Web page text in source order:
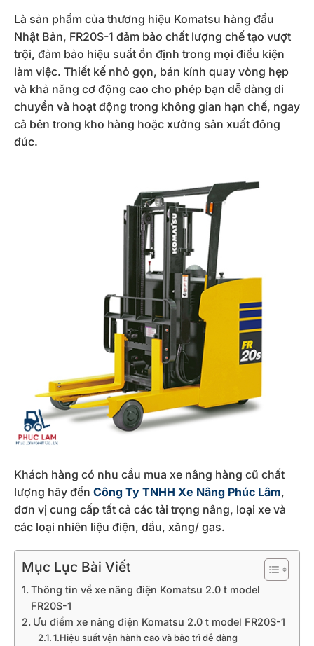
Là sản phẩm của thương hiệu Komatsu hàng đầu
Nhật Bản, FR20S-1 đảm bảo chất lượng chế tạo vượt
trội, đảm bảo hiệu suất ổn định trong mọi điều kiện
làm việc. Thiết kế nhỏ gọn, bán kính quay vòng hẹp
và khả năng cơ động cao cho phép bạn dễ dàng di
chuyển và hoạt động trong không gian hạn chế, ngay
cả bên trong kho hàng hoặc xưởng sản xuất đông
đúc.
Khách hàng có nhu cầu mua xe nâng hàng cũ chất
lượng hãy đến Công Ty TNHH Xe Nâng Phúc Lâm,
đơn vị cung cấp tất cả các tải trọng nâng, loại xe và
các loại nhiên liệu điện, dầu, xăng/ gas.
Mục Lục Bài Viết
Thông tin về xe nâng điện Komatsu 2.0 t model
FR20S-1
Ưu điểm xe nâng điện Komatsu 2.0 t model FR20S-1
1.Hiệu suất vận hành cao và bảo trì dễ dàng